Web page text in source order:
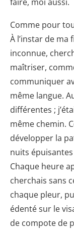
Comme pour
À l’instar de ma
inconnue,
maîtriser,
communiquer
même langue.
différentes ;
même chemin.
développer la
nuits
Chaque heure
cherchais sans
chaque pleur,
édenté sur le
de compote de